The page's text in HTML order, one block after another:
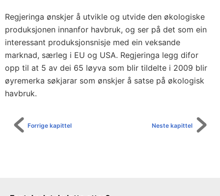
Regjeringa ønskjer å utvikle og utvide den økologiske
produksjonen innanfor havbruk, og ser på det som ein
interessant produksjonsnisje med ein veksande
marknad, særleg i EU og USA. Regjeringa legg difor
opp til at 5 av dei 65 løyva som blir tildelte i 2009 blir
øyremerka søkjarar som ønskjer å satse på økologisk
havbruk.
Neste kapittel
Forrige kapittel